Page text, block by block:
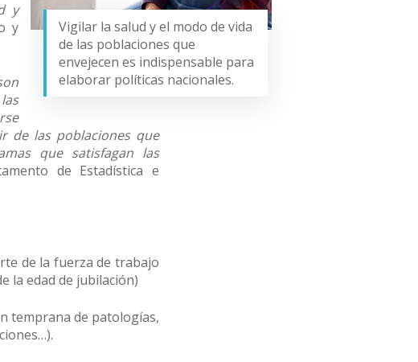
Vigilar la salud y el modo de vida
de las poblaciones que
envejecen es indispensable para
elaborar políticas nacionales.
y
y
de las poblaciones que
que satisfagan las
de Estadística e
de la fuerza de trabajo
la edad de jubilación)
temprana de patologías,